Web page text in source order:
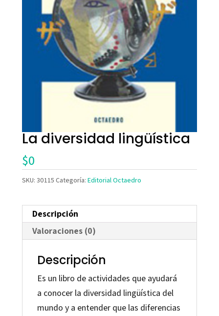
La diversidad lingüística
$0
SKU: 30115 Categoría: Editorial Octaedro
Descripción
Valoraciones (0)
Descripción
Es un libro de actividades que ayudará
a conocer la diversidad lingüística del
mundo y a entender que las diferencias